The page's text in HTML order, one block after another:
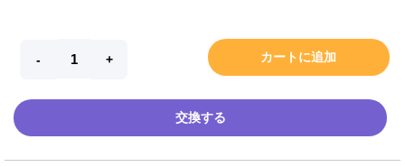
カートに追加
交換する